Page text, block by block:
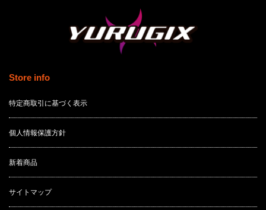
Store info
特定商取引に基づく表示
個人情報保護方針
新着商品
サイトマップ